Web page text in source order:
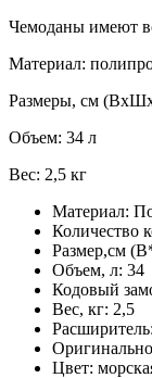
Чемоданы имеют
Материал:
Размеры, см
Объем: 34 л
Вес: 2,5 кг
Материал:
Количество
Размер,см
Объем, л: 34
Кодовый
Вес, кг: 2,5
Расширитель:
Цвет: